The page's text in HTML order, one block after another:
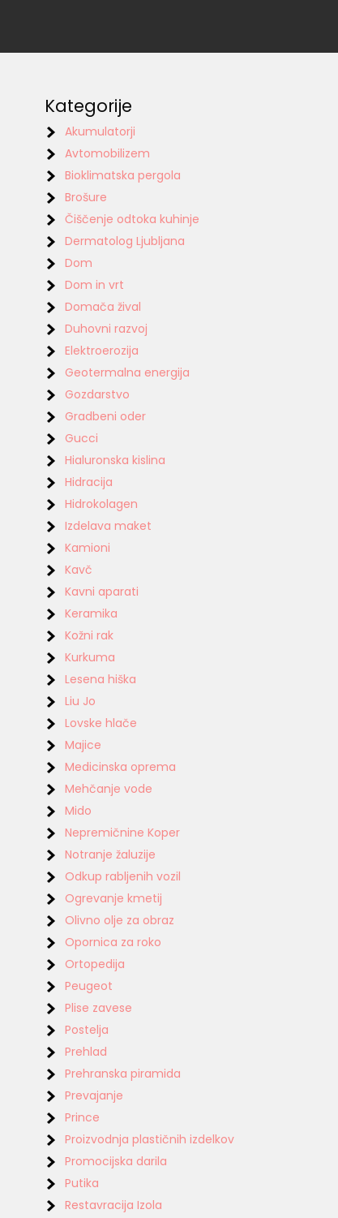
Kategorije
Akumulatorji
Avtomobilizem
Bioklimatska pergola
Brošure
Čiščenje odtoka kuhinje
Dermatolog Ljubljana
Dom
Dom in vrt
Domača žival
Duhovni razvoj
Elektroerozija
Geotermalna energija
Gozdarstvo
Gradbeni oder
Gucci
Hialuronska kislina
Hidracija
Hidrokolagen
Izdelava maket
Kamioni
Kavč
Kavni aparati
Keramika
Kožni rak
Kurkuma
Lesena hiška
Liu Jo
Lovske hlače
Majice
Medicinska oprema
Mehčanje vode
Mido
Nepremičnine Koper
Notranje žaluzije
Odkup rabljenih vozil
Ogrevanje kmetij
Olivno olje za obraz
Opornica za roko
Ortopedija
Peugeot
Plise zavese
Postelja
Prehlad
Prehranska piramida
Prevajanje
Prince
Proizvodnja plastičnih izdelkov
Promocijska darila
Putika
Restavracija Izola